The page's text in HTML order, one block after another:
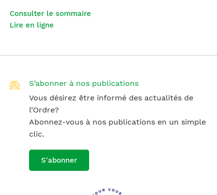
Consulter le sommaire
Lire en ligne
S’abonner à nos publications
Vous désirez être informé des actualités de
l’Ordre?
Abonnez-vous à nos publications en un simple
clic.
S'abonner